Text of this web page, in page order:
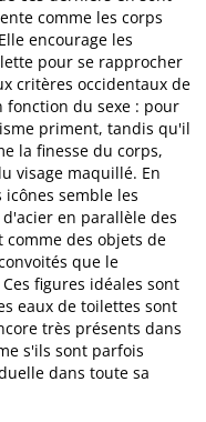
comme les corps
encourage les
pour se rapprocher
critères occidentaux de
fonction du sexe : pour
priment, tandis qu'il
la finesse du corps,
visage maquillé. En
semble les
en parallèle des
des objets de
que le
figures idéales sont
eaux de toilettes sont
très présents dans
s'ils sont parfois
dans toute sa